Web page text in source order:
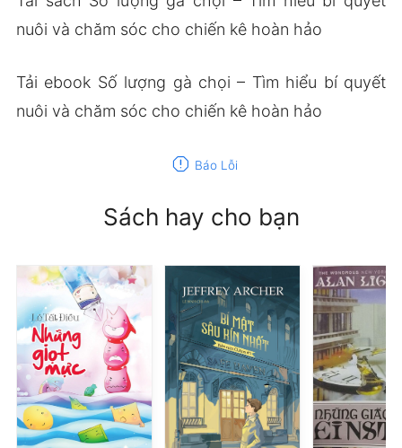
nuôi và chăm sóc cho chiến kê hoàn hảo
Tải ebook Số lượng gà chọi – Tìm hiểu bí quyết
nuôi và chăm sóc cho chiến kê hoàn hảo
report Báo Lỗi
Sách hay cho bạn